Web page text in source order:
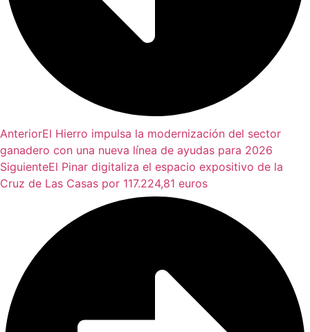
AnteriorEl Hierro impulsa la modernización del sector
ganadero con una nueva línea de ayudas para 2026
SiguienteEl Pinar digitaliza el espacio expositivo de la
Cruz de Las Casas por 117.224,81 euros